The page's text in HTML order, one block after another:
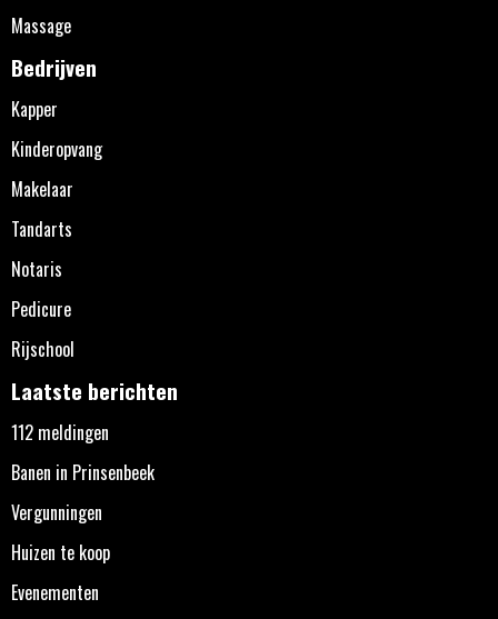
Massage
Bedrijven
Kapper
Kinderopvang
Makelaar
Tandarts
Notaris
Pedicure
Rijschool
Laatste berichten
112 meldingen
Banen in Prinsenbeek
Vergunningen
Huizen te koop
Evenementen